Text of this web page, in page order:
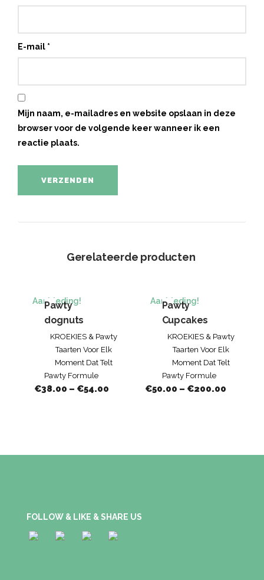
E-mail *
Mijn naam, e-mailadres en website opslaan in deze
browser voor de volgende keer wanneer ik een
reactie plaats.
Gerelateerde producten
Aanbieding!
Pawty
dognuts
KROEKIES & Pawty
Taarten Voor Elk
Moment Dat Telt
Pawty Formule
€38.00 – €54.00
Aanbieding!
Pawty
Cupcakes
KROEKIES & Pawty
Taarten Voor Elk
Moment Dat Telt
Pawty Formule
€50.00 – €200.00
FOLLOW & LIKE & SHARE US